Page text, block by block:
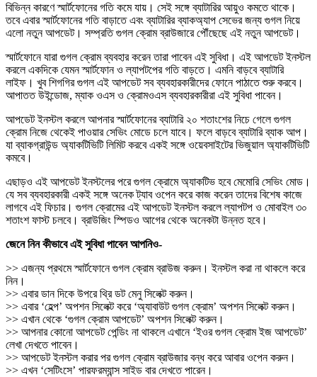
বিভিন্ন কারণে স্মার্টফোনের গতি কমে যায়। সেই সঙ্গে ব্যাটারির আয়ুও কমতে থাকে।
তবে এবার স্মার্টফোনের গতি বাড়াতে এবং ব্যাটারির ব্যাকঅ্যাপ সেভের জন্য গুগল নিয়ে
এলো নতুন আপডেট। সম্প্রতি গুগল ক্রোম ব্রাউজারে পৌঁছেছে এই নতুন আপডেট।
স্মার্টফোনে যারা গুগল ক্রোম ব্যবহার করেন তারা পাবেন এই সুবিধা। এই আপডেট ইনস্টল
করলে একদিকে যেমন স্মার্টফোন ও ল্যাপটপের গতি বাড়তে। এমনি বাড়বে ব্যাটারি
লাইফ। খুব শিগগির গুগল এই আপডেট সব ব্যবহারকারীদের ফোনে পাঠাতে শুরু করবে।
আপাতত উইন্ডোজ, ম্যাক ওএস ও ক্রোমওএস ব্যবহারকারীরা এই সুবিধা পাবেন।
আপডেট ইনস্টল করলে আপনার স্মার্টফোনের ব্যাটারি ২০ শতাংশের নিচে গেলে গুগল
ক্রোম নিজে থেকেই পাওয়ার সেভিং মোডে চলে যাবে। ফলে বাড়বে ব্যাটারি ব্যাক আপ।
যা ব্যাকগ্রাউন্ড অ্যাকটিভিটি লিমিট করবে একই সঙ্গে ওয়েবসাইটের ভিজুয়াল অ্যাকটিভিটি
কমবে।
এছাড়ও এই আপডেট ইনস্টলের পরে গুগল ক্রোমে অ্যাকটিভ হবে মেমোরি সেভিং মোড।
যে সব ব্যবহারকারী একই সঙ্গে অনেক ট্যাব ওপেন করে কাজ করেন তাদের বিশেষ কাজে
লাগবে এই ফিচার। গুগল ক্রোমের এই আপডেট ইনস্টল করলে ল্যাপটপ ও মোবাইল ৩০
শতাংশ ফাস্ট চলবে। ব্রাউজিং স্পিডও আগের থেকে অনেকটা উন্নত হবে।
জেনে নিন কীভাবে এই সুবিধা পাবেন আপনিও-
>> এজন্য প্রথমে স্মার্টফোনে গুগল ক্রোম ব্রাউজ করুন। ইনস্টল করা না থাকলে করে
নিন।
>> এবার ডান দিকে উপরে থ্রি ডট মেনু সিলেক্ট করুন।
>> এবার ‘হেল্প’ অপশন সিলেক্ট করে ‘অ্যাবাউট গুগল ক্রোম’ অপশন সিলেক্ট করুন।
>> এখান থেকে ‘গুগল ক্রোম আপডেট’ অপশন সিলেক্ট করুন।
>> আপনার কোনো আপডেট পেন্ডিং না থাকলে এখানে ‘ইওর গুগল ক্রোম ইজ আপডেট’
লেখা দেখতে পাবেন।
>> আপডেট ইনস্টল করার পর গুগল ক্রোম ব্রাউজার বন্ধ করে আবার ওপেন করুন।
>> এখন ‘সেটিংসে’ পারফরম্যান্স সাইড বার দেখতে পারেন।